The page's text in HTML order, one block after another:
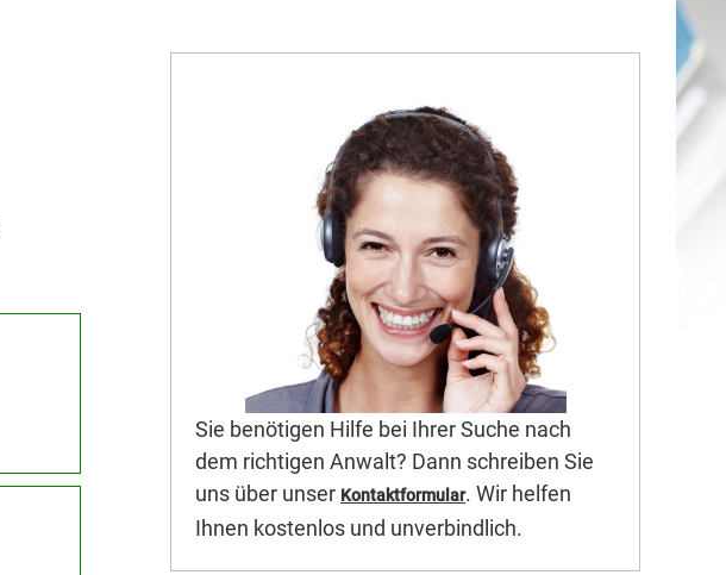
Sie benötigen Hilfe bei Ihrer Suche nach
dem richtigen Anwalt? Dann schreiben Sie
uns über unser Kontaktformular. Wir helfen
Ihnen kostenlos und unverbindlich.